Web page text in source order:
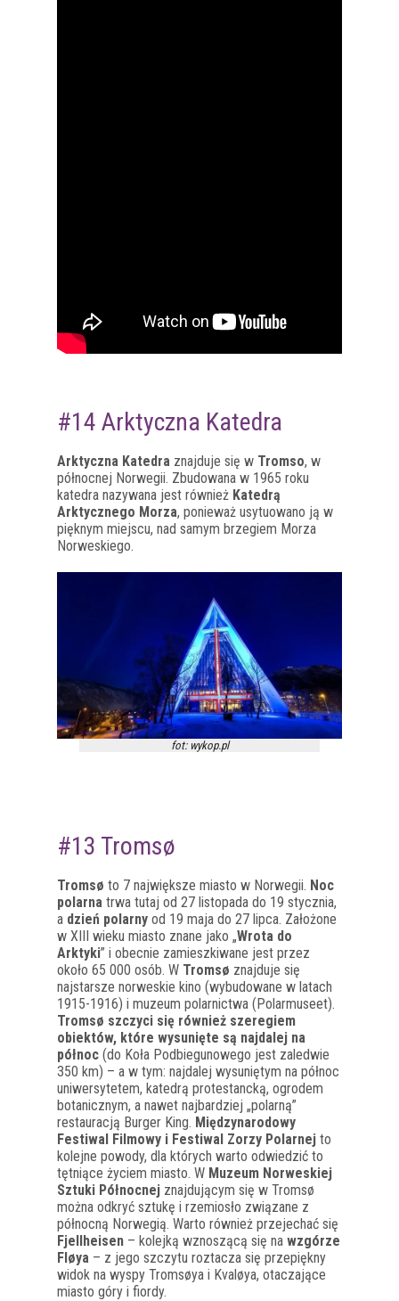
#14 Arktyczna Katedra
Arktyczna Katedra znajduje się w Tromso, w
północnej Norwegii. Zbudowana w 1965 roku
katedra nazywana jest również Katedrą
Arktycznego Morza, ponieważ usytuowano ją w
pięknym miejscu, nad samym brzegiem Morza
Norweskiego.
fot: wykop.pl
#13 Tromsø
Tromsø to 7 największe miasto w Norwegii. Noc
polarna trwa tutaj od 27 listopada do 19 stycznia,
a dzień polarny od 19 maja do 27 lipca. Założone
w XIII wieku miasto znane jako „Wrota do
Arktyki” i obecnie zamieszkiwane jest przez
około 65 000 osób. W Tromsø znajduje się
najstarsze norweskie kino (wybudowane w latach
1915-1916) i muzeum polarnictwa (Polarmuseet).
Tromsø szczyci się również szeregiem
obiektów, które wysunięte są najdalej na
północ (do Koła Podbiegunowego jest zaledwie
350 km) – a w tym: najdalej wysuniętym na północ
uniwersytetem, katedrą protestancką, ogrodem
botanicznym, a nawet najbardziej „polarną”
restauracją Burger King. Międzynarodowy
Festiwal Filmowy i Festiwal Zorzy Polarnej to
kolejne powody, dla których warto odwiedzić to
tętniące życiem miasto. W Muzeum Norweskiej
Sztuki Północnej znajdującym się w Tromsø
można odkryć sztukę i rzemiosło związane z
północną Norwegią. Warto również przejechać się
Fjellheisen – kolejką wznoszącą się na wzgórze
Fløya – z jego szczytu roztacza się przepiękny
widok na wyspy Tromsøya i Kvaløya, otaczające
miasto góry i fiordy.